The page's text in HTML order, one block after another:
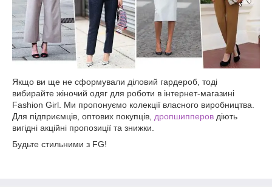
Якщо ви ще не сформували діловий гардероб, тоді
вибирайте жіночий одяг для роботи в інтернет-магазині
Fashion Girl. Ми пропонуємо колекції власного виробництва.
Для підприємців, оптових покупців, дропшипперов діють
вигідні акційні пропозиції та знижки.
Будьте стильними з FG!